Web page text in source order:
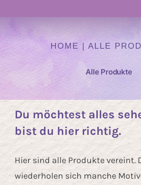
Atelier
Heilen mit
Auftragskunst
Kunst
HOME | ALLE
Alle Produkte
Du möchtest alles
bist du hier richtig.
Hier sind alle Produkte vereint.
wiederholen sich manche